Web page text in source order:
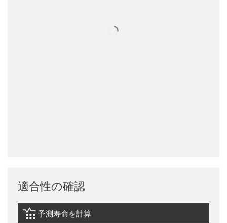
適合性の確認
igus-icon-lebensdauerrechner
予測寿命を計算